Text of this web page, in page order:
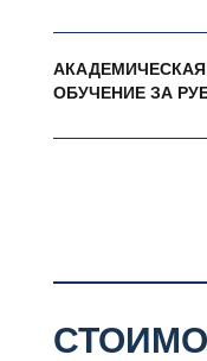
ОБУЧЕНИЕ ЗА